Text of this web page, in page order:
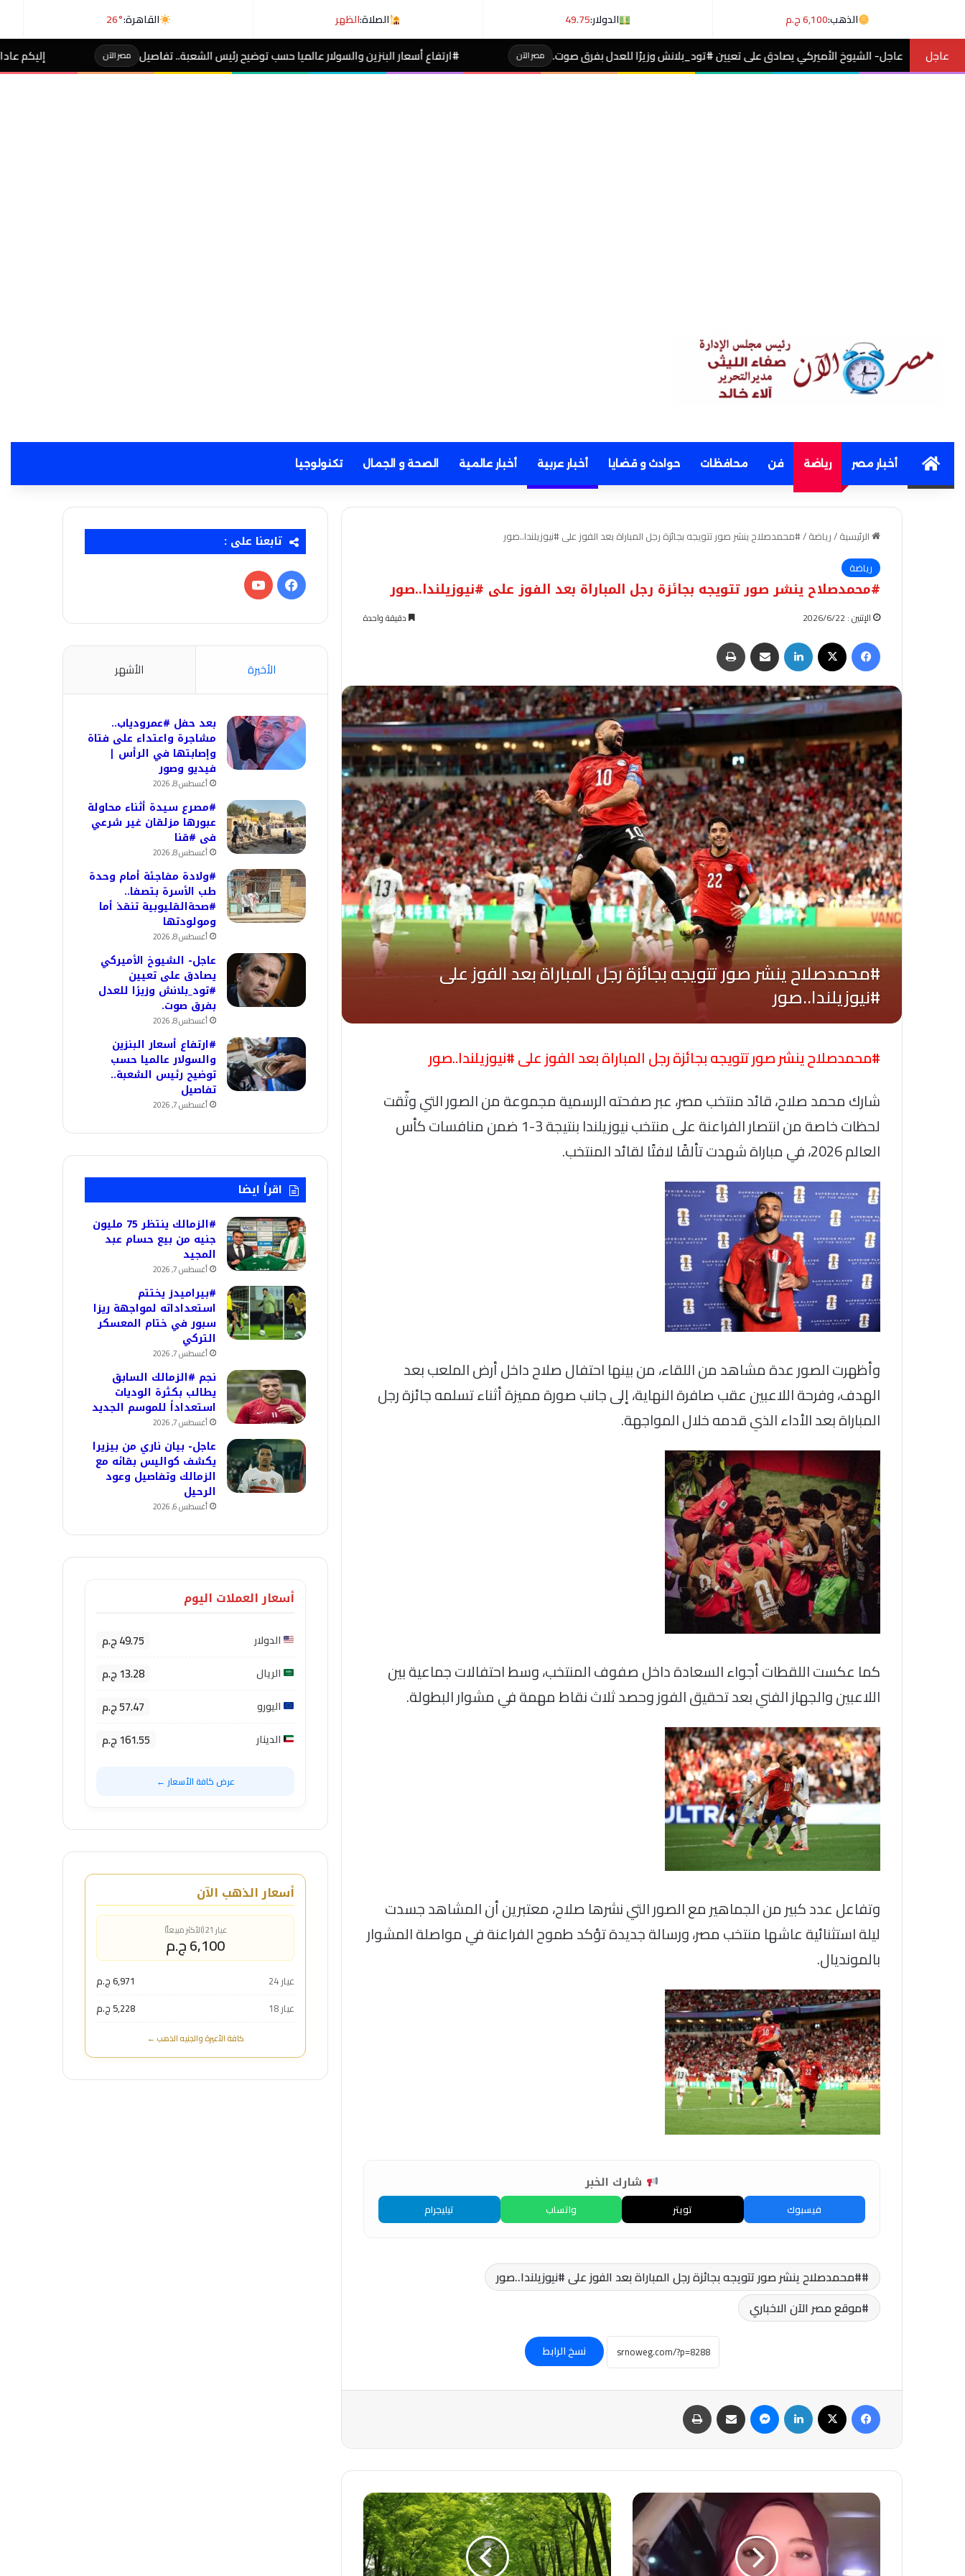
الذهب:6,100 ج.م الدولار:49.75 الصلاة:الظهر القاهرة:26°
عاجل
الأميركي يصادق على تعيين #تود_بلانش وزيرًا للعدل بفرق صوت. مصر الآن #ارتفاع أسعار البنزين والسولار عالميا حسب توضيح رئيس الشعبة.. تفاصيل مصر الآن إليكم عادات يومية تقصر عمرك
Homeأخبار مصر رياضة فن محافظات حوادث و قضايا أخبار عربية أخبار عالمية الصحة و الجمال تكنولوجيا
الرئيسية/رياضة/#محمدصلاح ينشر صور تتويجه بجائزة رجل المباراة بعد الفوز على #نيوزيلندا..صور
رياضة
#محمدصلاح ينشر صور تتويجه بجائزة رجل المباراة بعد الفوز على #نيوزيلندا..صور
الإثنين : 2026/6/22 دقيقة واحدة
فيسبوك لينكدإن مشاركة عبر البريد
#محمدصلاح ينشر صور تتويجه بجائزة رجل المباراة بعد الفوز على #نيوزيلندا..صور
شارك محمد صلاح، قائد منتخب مصر، عبر صفحته الرسمية مجموعة من الصور التي وثّقت
لحظات خاصة من انتصار الفراعنة على منتخب نيوزيلندا بنتيجة 3-1 ضمن منافسات كأس
العالم 2026، في مباراة شهدت تألقًا لافتًا لقائد المنتخب.
وأظهرت الصور عدة مشاهد من اللقاء، من بينها احتفال صلاح داخل أرض الملعب بعد
الهدف، وفرحة اللاعبين عقب صافرة النهاية، إلى جانب صورة مميزة أثناء تسلمه جائزة رجل
المباراة بعد الأداء الذي قدمه خلال المواجهة.
كما عكست اللقطات أجواء السعادة داخل صفوف المنتخب، وسط احتفالات جماعية بين
اللاعبين والجهاز الفني بعد تحقيق الفوز وحصد ثلاث نقاط مهمة في مشوار البطولة.
وتفاعل عدد كبير من الجماهير مع الصور التي نشرها صلاح، معتبرين أن المشاهد جسدت
ليلة استثنائية عاشها منتخب مصر، ورسالة جديدة تؤكد طموح الفراعنة في مواصلة المشوار
بالمونديال.
شارك الخبر
فيسبوك تويتر واتساب تيليجرام
#محمدصلاح ينشر صور تتويجه بجائزة رجل المباراة بعد الفوز على #نيوزيلندا..صور
موقع مصر الآن الاخباري
نسخ الرابط
فيسبوك لينكدإن ماسنجر مشاركة عبر البريد
بعد
اتهامه
صاحبة
وبين
ذاك
وذاك..
تمضي
الحياة
تابعنا على :
فيسبوك‫YouTube
الأخيرة الأشهر
بعد حفل #عمرودياب..
مشاجرة واعتداء على فتاة
وإصابتها في الرأس |
فيديو وصور
أغسطس 8, 2026
#مصرع سيدة أثناء محاولة
عبورها مزلقان غير شرعي
فى #قنا
أغسطس 8, 2026
#ولادة مفاجئة أمام وحدة
طب الأسرة بتصفا..
#صحةالقليوبية تنقذ أما
ومولودتها
أغسطس 8, 2026
عاجل- الشيوخ الأميركي
يصادق على تعيين
#تود_بلانش وزيرًا للعدل
بفرق صوت.
أغسطس 8, 2026
#ارتفاع أسعار البنزين
والسولار عالميا حسب
توضيح رئيس الشعبة..
تفاصيل
أغسطس 7, 2026
اقرأ ايضا
#الزمالك ينتظر 75 مليون
جنيه من بيع حسام عبد
المجيد
أغسطس 7, 2026
#بيراميدز يختتم
استعداداته لمواجهة ريزا
سبور في ختام المعسكر
التركي
أغسطس 7, 2026
نجم #الزمالك السابق
يطالب بكثرة الوديات
استعداداً للموسم الجديد
أغسطس 7, 2026
عاجل- بيان ناري من بيزيرا
يكشف كواليس بقائه مع
الزمالك وتفاصيل وعود
الرحيل
أغسطس 6, 2026
أسعار العملات اليوم
الدولار 49.75 ج.م
الريال 13.28 ج.م
اليورو 57.47 ج.م
الدينار 161.55 ج.م
عرض كافة الأسعار ←
أسعار الذهب الآن
عيار 21 (الأكثر مبيعاً)
6,100 ج.م
عيار 24
6,971 ج.م
عيار 18
5,228 ج.م
كافة الأعيرة والجنيه الذهب ←